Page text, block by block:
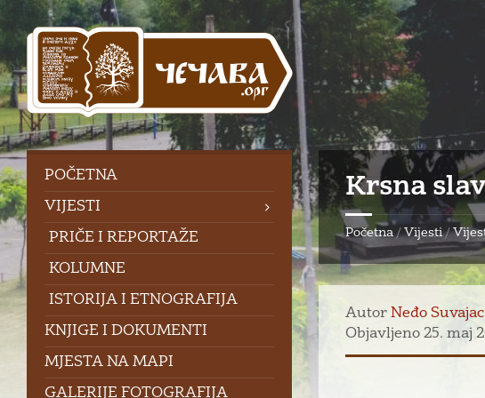
Skip
content
Skip
left
sidebar
Skip
footer
Krsna
Početna /Vijesti/
AutorNeđo Suvajac
Objavljeno 25. maj
POČETNA
VIJESTI
PRIČE I REPORTAŽE
KOLUMNE
ISTORIJA I ETNOGRAFIJA
KNJIGE I DOKUMENTI
MJESTA NA MAPI
GALERIJE FOTOGRAFIJA